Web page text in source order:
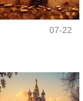
07-22